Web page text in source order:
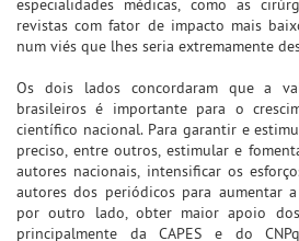
especialidades médicas, como as
revistas com fator de impacto mais
num viés que lhes seria extremamente
Os dois lados concordaram que a
brasileiros é importante para o
científico nacional. Para garantir e
preciso, entre outros, estimular e
autores nacionais, intensificar os
autores dos periódicos para aumentar
por outro lado, obter maior apoio dos
principalmente da CAPES e do